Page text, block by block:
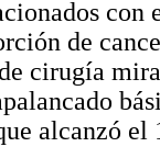
de
cirugía
alcanzó el